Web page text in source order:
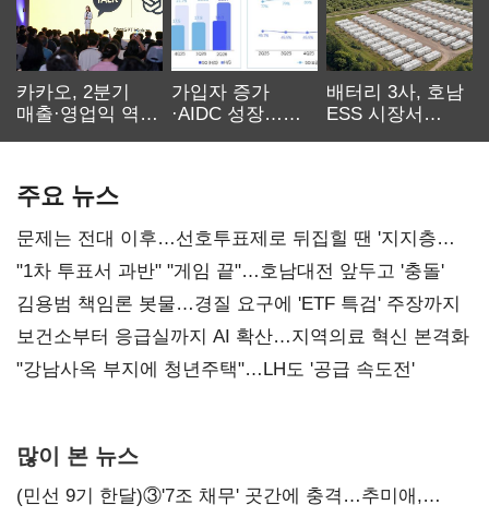
카카오, 2분기
매출·영업익 역대
가입자 증가
·AIDC 성장…
배터리 3사, 호남
ESS 시장서
주요 뉴스
문제는 전대 이후…선호투표제로 뒤집힐 땐 '지지층
불복'
"1차 투표서 과반" "게임 끝"…호남대전 앞두고 '충돌'
김용범 책임론 봇물…경질 요구에 'ETF 특검' 주장까지
보건소부터 응급실까지 AI 확산…지역의료 혁신 본격화
"강남사옥 부지에 청년주택"…LH도 '공급 속도전'
많이 본 뉴스
(민선 9기 한달)③'7조 채무' 곳간에 충격…추미애,